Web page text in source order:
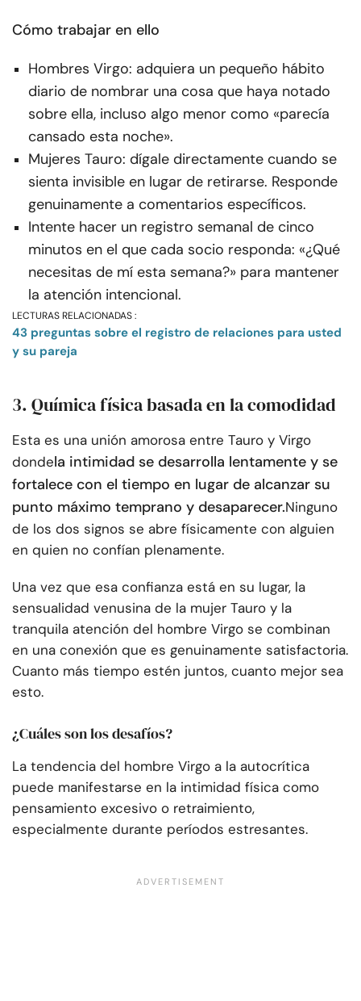
Cómo trabajar en ello
Hombres Virgo: adquiera un pequeño hábito
diario de nombrar una cosa que haya notado
sobre ella, incluso algo menor como «parecía
cansado esta noche».
Mujeres Tauro: dígale directamente cuando se
sienta invisible en lugar de retirarse. Responde
genuinamente a comentarios específicos.
Intente hacer un registro semanal de cinco
minutos en el que cada socio responda: «¿Qué
necesitas de mí esta semana?» para mantener
la atención intencional.
LECTURAS RELACIONADAS :
43 preguntas sobre el registro de relaciones para usted
y su pareja
3. Química física basada en la comodidad
Esta es una unión amorosa entre Tauro y Virgo
dondela intimidad se desarrolla lentamente y se
fortalece con el tiempo en lugar de alcanzar su
punto máximo temprano y desaparecer.Ninguno
de los dos signos se abre físicamente con alguien
en quien no confían plenamente.
Una vez que esa confianza está en su lugar, la
sensualidad venusina de la mujer Tauro y la
tranquila atención del hombre Virgo se combinan
en una conexión que es genuinamente satisfactoria.
Cuanto más tiempo estén juntos, cuanto mejor sea
esto.
¿Cuáles son los desafíos?
La tendencia del hombre Virgo a la autocrítica
puede manifestarse en la intimidad física como
pensamiento excesivo o retraimiento,
especialmente durante períodos estresantes.